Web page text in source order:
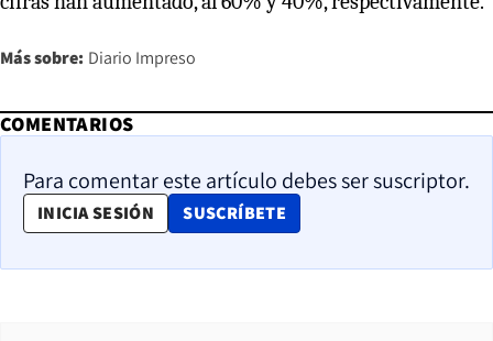
Más sobre: Diario Impreso
COMENTARIOS
Para comentar este artículo debes ser suscriptor.
INICIA SESIÓN SUSCRÍBETE
OPENS IN NEW WINDOW